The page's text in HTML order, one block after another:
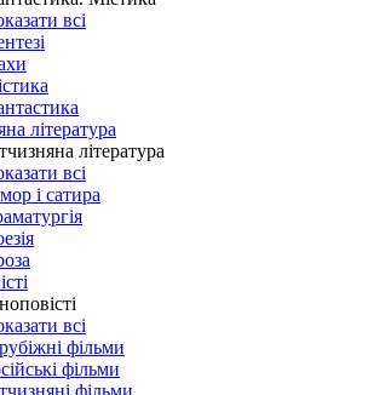
всі
література
література
всі
і сатира
всі
фільми
фільми
фільми